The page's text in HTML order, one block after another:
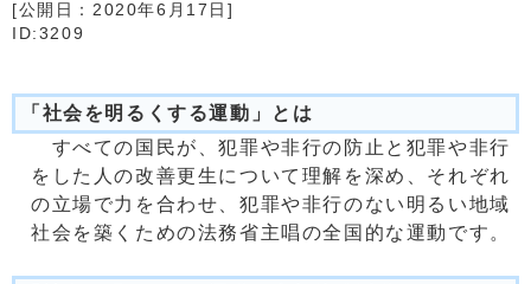
[公開日： 2020年6月17日 ]
ID:3209
「社会を明るくする運動」とは
すべての国民が、犯罪や非行の防止と犯罪や非行
をした人の改善更生について理解を深め、それぞれ
の立場で力を合わせ、犯罪や非行のない明るい地域
社会を築くための法務省主唱の全国的な運動です。